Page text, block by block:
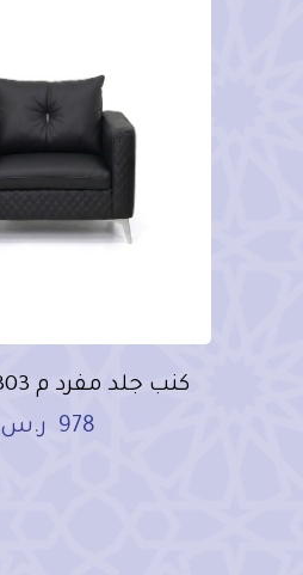
كنب جلد مفرد م HC-303أسود
978 ر.س